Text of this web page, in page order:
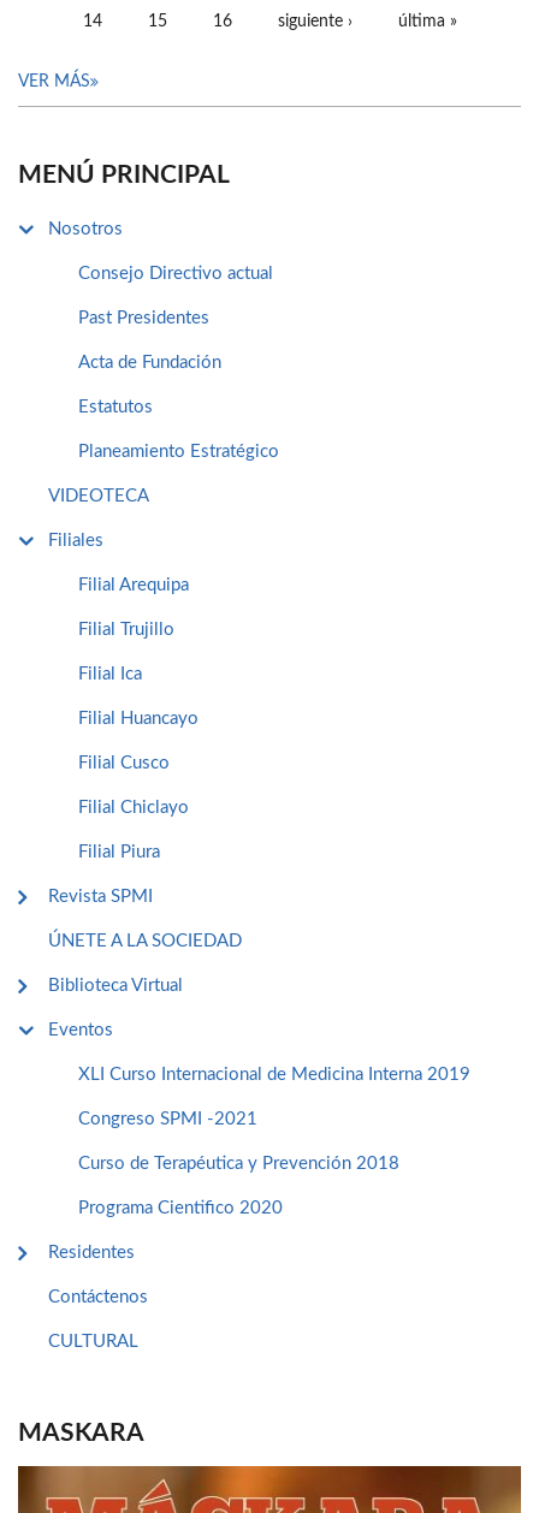
14 15 16 siguiente › última »
VER MÁS
MENÚ PRINCIPAL
Nosotros
Consejo Directivo actual
Past Presidentes
Acta de Fundación
Estatutos
Planeamiento Estratégico
VIDEOTECA
Filiales
Filial Arequipa
Filial Trujillo
Filial Ica
Filial Huancayo
Filial Cusco
Filial Chiclayo
Filial Piura
Revista SPMI
ÚNETE A LA SOCIEDAD
Biblioteca Virtual
Eventos
XLI Curso Internacional de Medicina Interna 2019
Congreso SPMI -2021
Curso de Terapéutica y Prevención 2018
Programa Cientifico 2020
Residentes
Contáctenos
CULTURAL
MASKARA